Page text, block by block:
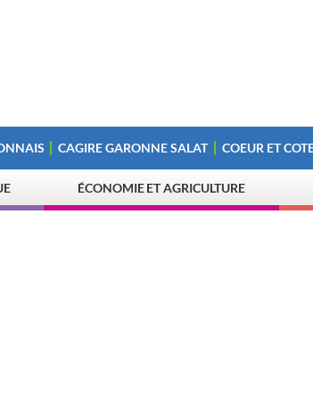
CAGIRE GARONNE SALAT COEUR ET
ÉCONOMIE ET AGRICULTURE